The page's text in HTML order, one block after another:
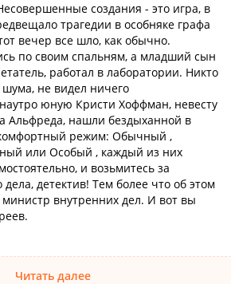
создания - это игра, в
трагедии в особняке графа
вечер все шло, как обычно.
по своим спальням, а младший сын
работал в лаборатории. Никто
не видел ничего
юную Кристи Хоффман, невесту
Альфреда, нашли бездыханной в
режим: Обычный ,
или Особый , каждый из них
и возьмитесь за
дела, детектив! Тем более что об этом
внутренних дел. И вот вы
Читать далее